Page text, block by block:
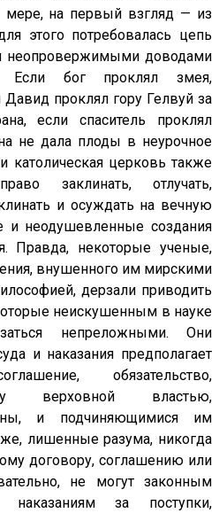
на первый взгляд — из
этого потребовалась цепь
неопровержимыми доводами
Если бог проклял змея,
проклял гору Гелвуй за
если спаситель проклял
не дала плоды в неурочное
католическая церковь также
заклинать, отлучать,
и осуждать на вечную
неодушевленные создания
Правда, некоторые ученые,
внушенного им мирскими
дерзали приводить
неискушенным в науке
непреложными. Они
и наказания предполагает
обязательство,
верховной властью,
и подчиняющимися им
лишенные разума, никогда
договору, соглашению или
не могут законным
наказаниям за поступки,